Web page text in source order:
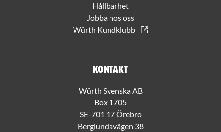
Hållbarhet
Jobba hos oss
Würth Kundklubb
Kontakt
Würth Svenska AB
Box 1705
SE-701 17 Örebro
Berglundavägen 38